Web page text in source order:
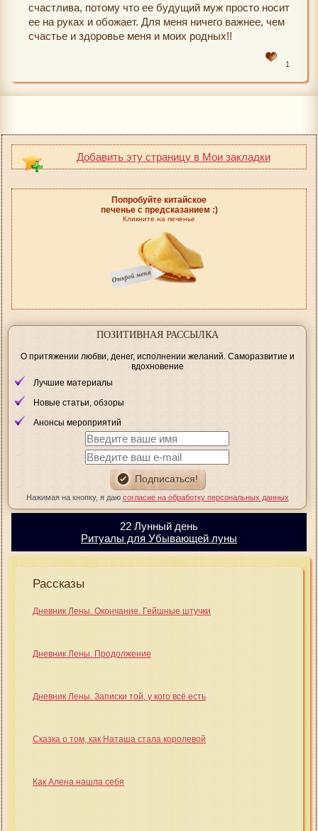
счастлива, потому что ее будущий муж просто носит
ее на руках и обожает. Для меня ничего важнее, чем
счастье и здоровье меня и моих родных!!
1
Добавить эту страницу в Мои закладки
Попробуйте китайское
печенье с предсказанием :)
Кликните на печенье
ПОЗИТИВНАЯ РАССЫЛКА
О притяжении любви, денег, исполнении желаний. Саморазвитие и
вдохновение
Лучшие материалы
Новые статьи, обзоры
Анонсы мероприятий
Нажимая на кнопку, я даю согласие на обработку персональных данных
22 Лунный день
Ритуалы для Убывающей луны
Рассказы
Дневник Лены. Окончание. Гейшные штучки
Дневник Лены. Продолжение
Дневник Лены. Записки той, у кого всё есть
Сказка о том, как Наташа стала королевой
Как Алена нашла себя